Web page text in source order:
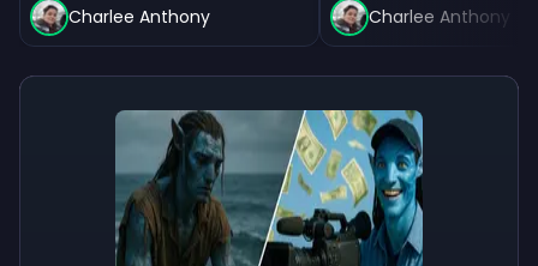
Charlee Anthony Charlee Anthony